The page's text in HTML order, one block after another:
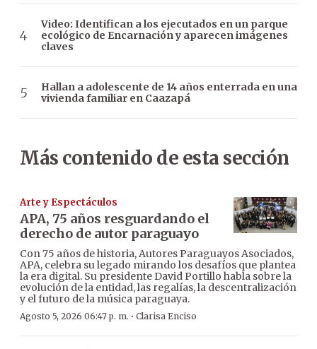
Video: Identifican a los ejecutados en un parque
ecológico de Encarnación y aparecen imágenes
claves
Hallan a adolescente de 14 años enterrada en una
vivienda familiar en Caazapá
Más contenido de esta sección
Arte y Espectáculos
APA, 75 años resguardando el
derecho de autor paraguayo
Con 75 años de historia, Autores Paraguayos Asociados,
APA, celebra su legado mirando los desafíos que plantea
la era digital. Su presidente David Portillo habla sobre la
evolución de la entidad, las regalías, la descentralización
y el futuro de la música paraguaya.
Agosto 5, 2026 06:47 p. m. · Clarisa Enciso